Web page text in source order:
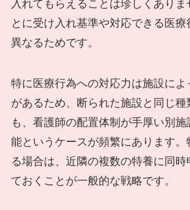
入れてもらえることは珍しくあり
とに受け入れ基準や対応できる医
異なるためです。
特に医療行為への対応力は施設によ
があるため、断られた施設と同じ種
も、看護師の配置体制が手厚い別
能というケースが頻繁にあります。
る場合は、近隣の複数の特養に同時
ておくことが一般的な戦略です。